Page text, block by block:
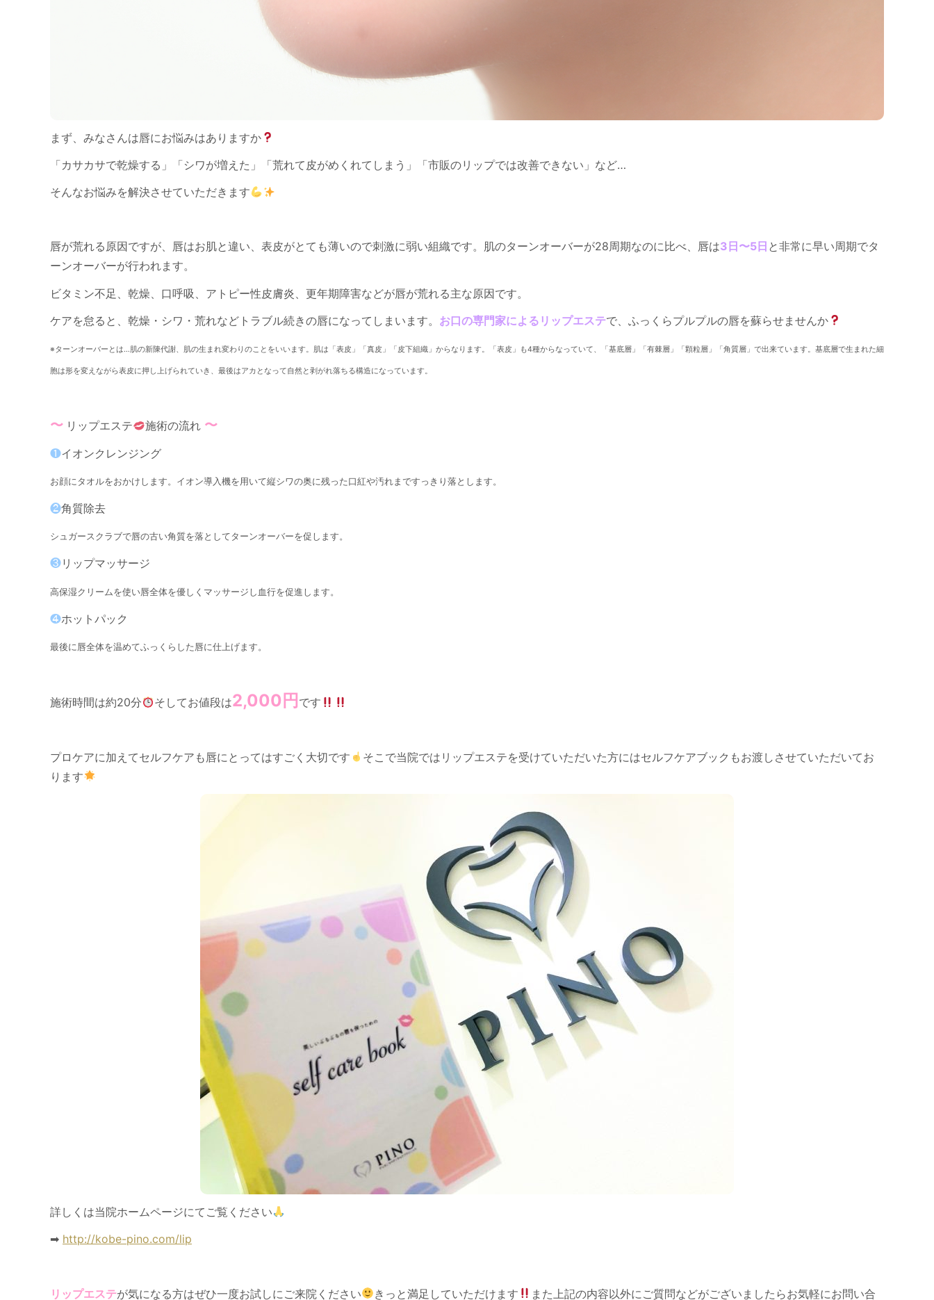
まず、みなさんは唇にお悩みはありますか
「カサカサで乾燥する」「シワが増えた」「荒れて皮がめくれてしまう」「市販のリップでは改善できない」など…
そんなお悩みを解決させていただきます
唇が荒れる原因ですが、唇はお肌と違い、表皮がとても薄いので刺激に弱い組織です。肌のターンオーバーが28周期なのに比べ、唇は3日〜5日 と非常に早い周期でタ
ーンオーバーが行われます。
ビタミン不足、乾燥、口呼吸、アトピー性皮膚炎、更年期障害などが唇が荒れる主な原因です。
ケアを怠ると、乾燥・シワ・荒れなどトラブル続きの唇になってしまいます。 お口の専門家によるリップエステで、ふっくらプルプルの唇を蘇らせませんか
※ターンオーバーとは…肌の新陳代謝、肌の生まれ変わりのことをいいます。肌は「表皮」「真皮」「皮下組織」からなります。「表皮」も4種からなっていて、「基底層」「有棘層」「顆粒層」「角質層」で出来ています。基底層で生まれた細
胞は形を変えながら表皮に押し上げられていき、最後はアカとなって自然と剥がれ落ちる構造になっています。
〜 リップエステ 施術の流れ 〜
❶イオンクレンジング
お顔にタオルをおかけします。イオン導入機を用いて縦シワの奥に残った口紅や汚れまですっきり落とします。
❷角質除去
シュガースクラブで唇の古い角質を落としてターンオーバーを促します。
❸リップマッサージ
高保湿クリームを使い唇全体を優しくマッサージし血行を促進します。
❹ホットパック
最後に唇全体を温めてふっくらした唇に仕上げます。
施術時間は約20分 そしてお値段は2,000円 です
プロケアに加えてセルフケアも唇にとってはすごく大切です
そこで当院ではリップエステを受けていただいた方にはセルフケアブックもお渡しさせていただいてお
ります
詳しくは当院ホームページにてご覧ください
➡︎ http://kobe-pino.com/lip
リップエステが気になる方はぜひ一度お試しにご来院ください きっと満足していただけます
また上記の内容以外にご質問などがございましたらお気軽にお問い合